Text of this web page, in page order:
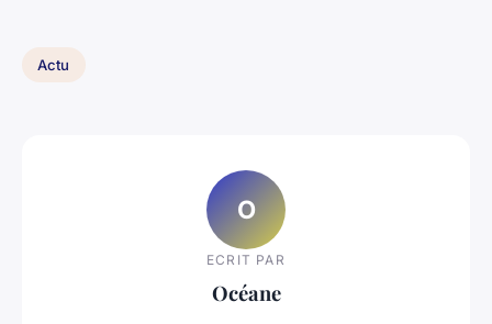
Actu
O
ECRIT PAR
Océane